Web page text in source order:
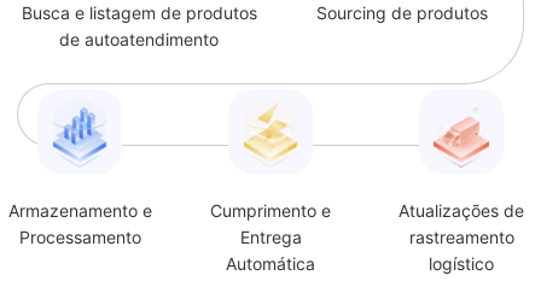
Busca e listagem de produtos
de autoatendimento
Sourcing de produtos
Armazenamento e
Processamento
Cumprimento e
Entrega
Automática
Atualizações de
rastreamento
logístico